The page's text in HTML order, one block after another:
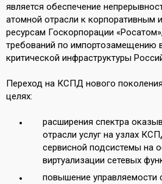
является обеспечение
атомной отрасли к корпоративным
ресурсам Госкорпорации
требований по импортозамещению
критической инфраструктуры
Переход на КСПД нового
целях:
расширения спектра
отрасли услуг на узлах
сервисной подсистемы на
виртуализации сетевых
повышение управляемости